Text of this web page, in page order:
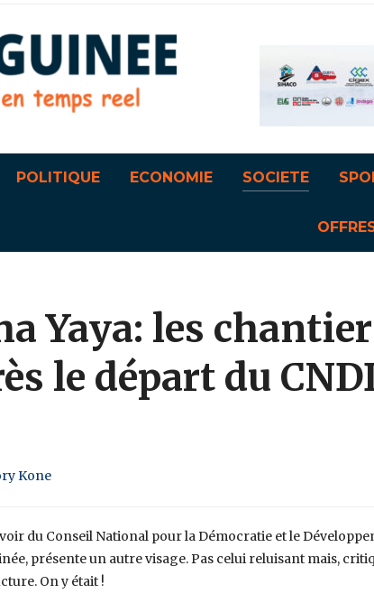
POLITIQUE ECONOMIE SOCIETE
Yaya: les
le départ du
Kone
du Conseil National pour la Démocratie et le
présente un autre visage. Pas celui reluisant mais,
On y était !